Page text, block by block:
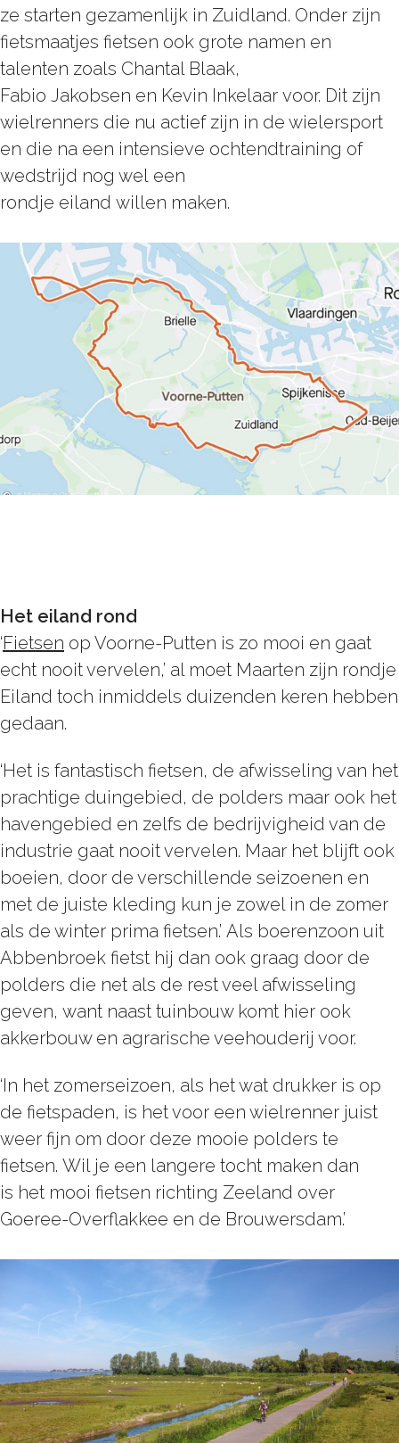
ze starten gezamenlijk in Zuidland. Onder zijn
fietsmaatjes fietsen ook grote namen en
talenten zoals Chantal Blaak,
Fabio Jakobsen en Kevin Inkelaar voor. Dit zijn
wielrenners die nu actief zijn in de wielersport
en die na een intensieve ochtendtraining of
wedstrijd nog wel een
rondje eiland willen maken.
Het eiland rond
‘Fietsen op Voorne-Putten is zo mooi en gaat
echt nooit vervelen,’ al moet Maarten zijn rondje
Eiland toch inmiddels duizenden keren hebben
gedaan.
‘Het is fantastisch fietsen, de afwisseling van het
prachtige duingebied, de polders maar ook het
havengebied en zelfs de bedrijvigheid van de
industrie gaat nooit vervelen. Maar het blijft ook
boeien, door de verschillende seizoenen en
met de juiste kleding kun je zowel in de zomer
als de winter prima fietsen.’ Als boerenzoon uit
Abbenbroek fietst hij dan ook graag door de
polders die net als de rest veel afwisseling
geven, want naast tuinbouw komt hier ook
akkerbouw en agrarische veehouderij voor.
‘In het zomerseizoen, als het wat drukker is op
de fietspaden, is het voor een wielrenner juist
weer fijn om door deze mooie polders te
fietsen. Wil je een langere tocht maken dan
is het mooi fietsen richting Zeeland over
Goeree-Overflakkee en de Brouwersdam.’